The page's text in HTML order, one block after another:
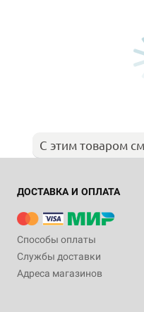
С этим товаром
ДОСТАВКА И ОПЛАТА
Способы оплаты
Службы доставки
Адреса магазинов